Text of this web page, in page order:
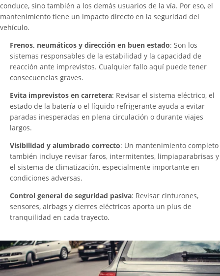
conduce, sino también a los demás usuarios de la vía. Por eso, el
mantenimiento tiene un impacto directo en la seguridad del
vehículo.
Frenos, neumáticos y dirección en buen estado: Son los
sistemas responsables de la estabilidad y la capacidad de
reacción ante imprevistos. Cualquier fallo aquí puede tener
consecuencias graves.
Evita imprevistos en carretera: Revisar el sistema eléctrico, el
estado de la batería o el líquido refrigerante ayuda a evitar
paradas inesperadas en plena circulación o durante viajes
largos.
Visibilidad y alumbrado correcto: Un mantenimiento completo
también incluye revisar faros, intermitentes, limpiaparabrisas y
el sistema de climatización, especialmente importante en
condiciones adversas.
Control general de seguridad pasiva: Revisar cinturones,
sensores, airbags y cierres eléctricos aporta un plus de
tranquilidad en cada trayecto.